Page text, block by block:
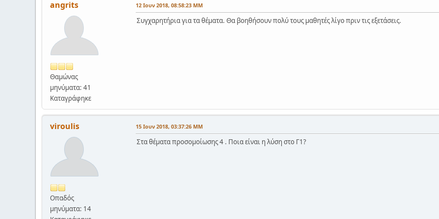
angrits
Θαμώνας
μηνύματα: 41
Καταγράφηκε
12 Ιουν 2018, 08:58:23 ΜΜ
Συγχαρητήρια για τα θέματα. Θα βοηθήσουν πολύ τους μαθητές λίγο πριν τις εξετάσεις.
viroulis
Οπαδός
μηνύματα: 14
15 Ιουν 2018, 03:37:26 ΜΜ
Στα θέματα προσομοίωσης 4 . Ποια είναι η λύση στο Γ1?